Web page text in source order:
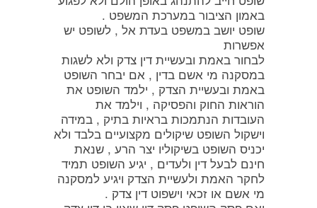
באמון הציבור במערכת המשפט .
שופט יושב במשפט בעדת אל , לשופט יש
אפשרות
לבחור באמת ובעשיית דין צדק ולא לשגות
במסקנה מי אשם בדין , אם יבחר השופט
באמת ובעשיית הצדק , ילמד השופט את
הוראות החוק והפסיקה , וילמד את
העובדות הנתמכות בראיות בתיק , במידה
וישקול השופט שיקולים מקצועיים בלבד ולא
יכניס השופט בשיקוליו יצר הרע , שנאת
חינם לבעל דין ולעדים , יגיע השופט תמיד
לחקר האמת ולעשיית הצדק ויגיע למסקנה
מי אשם או זכאי וישפוט דין צדק .